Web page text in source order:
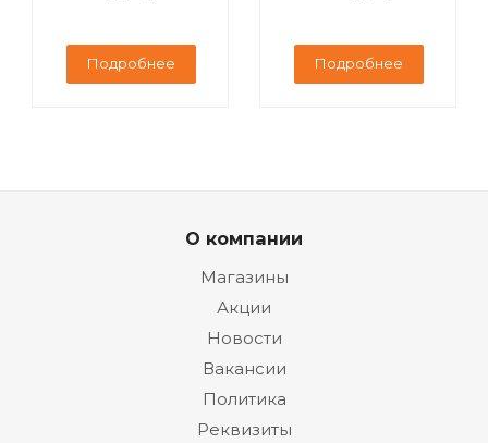
Подробнее Подробнее
О компании
Магазины
Акции
Новости
Вакансии
Политика
Реквизиты